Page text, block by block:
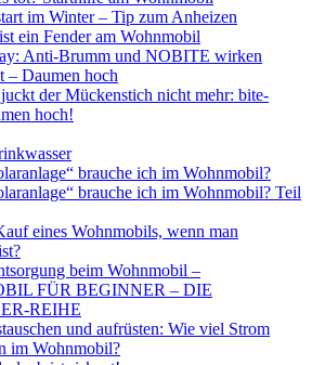
im Winter – Tip zum Anheizen
ein Fender am Wohnmobil
Anti-Brumm und NOBITE wirken
– Daumen hoch
der Mückenstich nicht mehr: bite-
hoch!
brauche ich im Wohnmobil?
brauche ich im Wohnmobil? Teil
eines Wohnmobils, wenn man
beim Wohnmobil –
FÜR BEGINNER – DIE
REIHE
und aufrüsten: Wie viel Strom
im Wohnmobil?